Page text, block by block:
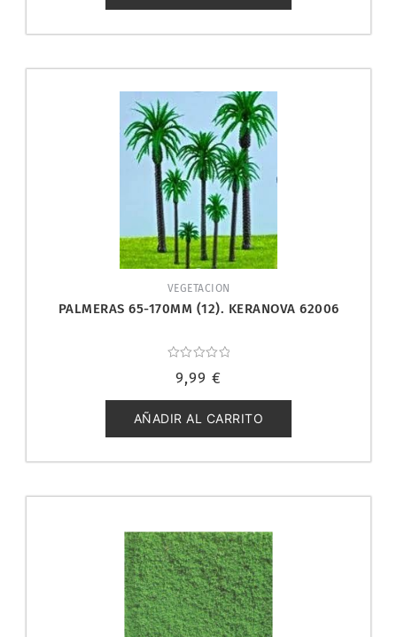
VEGETACION
PALMERAS 65-170MM (12). KERANOVA 62006
con
de
5
9,99 €
AÑADIR AL CARRITO